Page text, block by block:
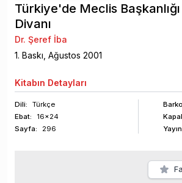
Türkiye'de Meclis
Divanı
Dr. Şeref İba
1. Baskı, Ağustos 2001
Kitabın Detayları
Dili:
Türkçe
Ebat:
16x24
Sayfa: 296